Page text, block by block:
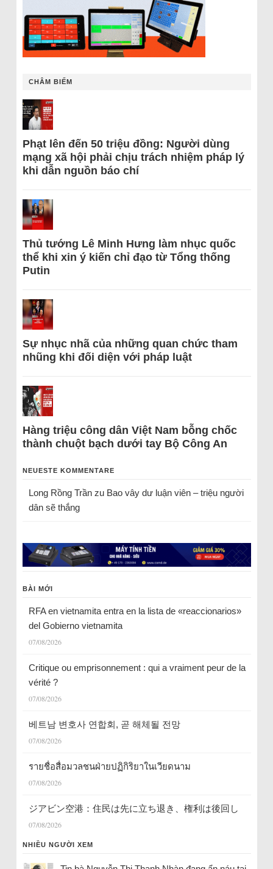
CHÂM BIẾM
Phạt lên đến 50 triệu đồng: Người dùng
mạng xã hội phải chịu trách nhiệm pháp lý
khi dẫn nguồn báo chí
Thủ tướng Lê Minh Hưng làm nhục quốc
thể khi xin ý kiến chỉ đạo từ Tổng thống
Putin
Sự nhục nhã của những quan chức tham
nhũng khi đối diện với pháp luật
Hàng triệu công dân Việt Nam bỗng chốc
thành chuột bạch dưới tay Bộ Công An
NEUESTE KOMMENTARE
Long Rồng Trầnzu Bao vây dư luận viên – triệu người
dân sẽ thắng
BÀI MỚI
RFA en vietnamita entra en la lista de «reaccionarios»
del Gobierno vietnamita
07/08/2026
Critique ou emprisonnement : qui a vraiment peur de la
vérité ?
07/08/2026
베트남 변호사 연합회, 곧 해체될 전망
07/08/2026
รายชื่อสื่อมวลชนฝ่ายปฏิกิริยาในเวียดนาม
07/08/2026
ジアビン空港：住民は先に立ち退き、権利は後回し
07/08/2026
NHIỀU NGƯỜI XEM